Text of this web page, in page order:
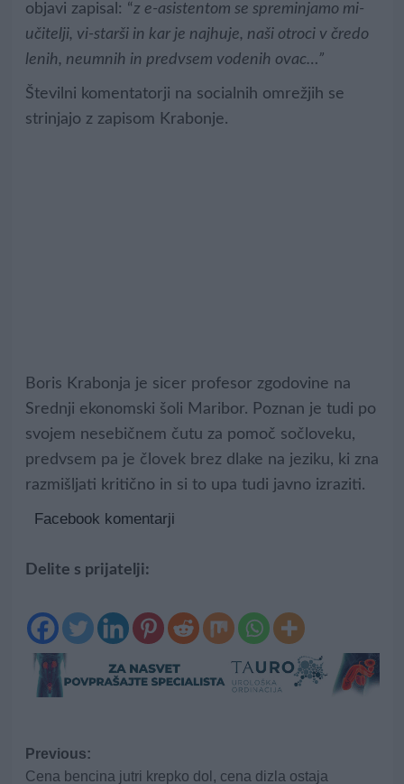
objavi zapisal: “z e-asistentom se spreminjamo mi-
učitelji, vi-starši in kar je najhuje, naši otroci v čredo
lenih, neumnih in predvsem vodenih ovac…”
Številni komentatorji na socialnih omrežjih se
strinjajo z zapisom Krabonje.
Boris Krabonja je sicer profesor zgodovine na
Srednji ekonomski šoli Maribor. Poznan je tudi po
svojem nesebičnem čutu za pomoč sočloveku,
predvsem pa je človek brez dlake na jeziku, ki zna
razmišljati kritično in si to upa tudi javno izraziti.
Facebook komentarji
Delite s prijatelji:
Post
Previous:
Cena bencina jutri krepko dol, cena dizla ostaja